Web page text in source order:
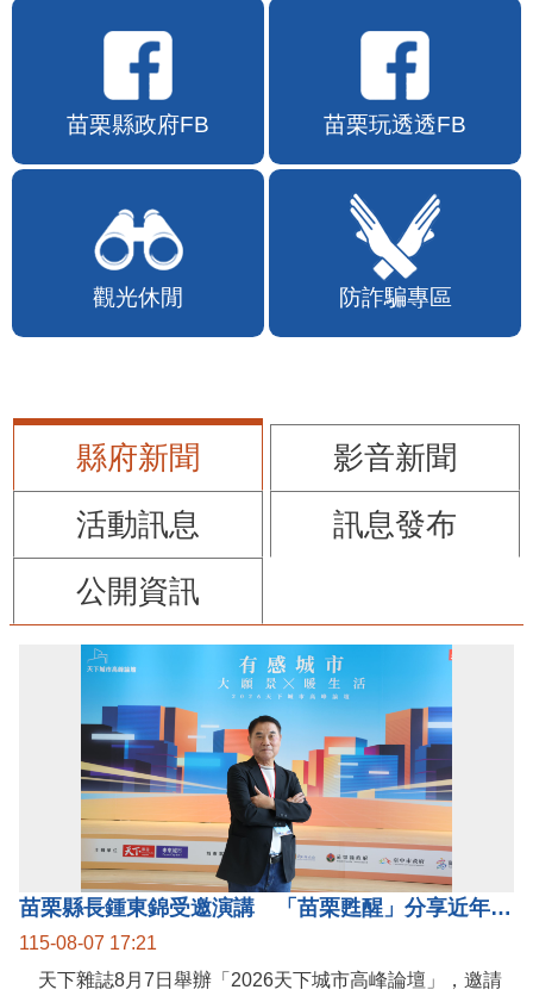
苗栗縣政府FB 苗栗玩透透FB
觀光休閒 防詐騙專區
縣府新聞
影音新聞
活動訊息
訊息發布
公開資訊
苗栗縣長鍾東錦受邀演講 「苗栗甦醒」分享近年轉變
115-08-07 17:21
天下雜誌8月7日舉辦「2026天下城市高峰論壇」，邀請